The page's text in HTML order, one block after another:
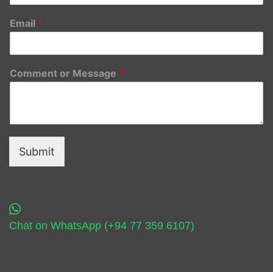
Email *
Comment or Message *
Submit
Chat on WhatsApp (+94 77 359 6107)